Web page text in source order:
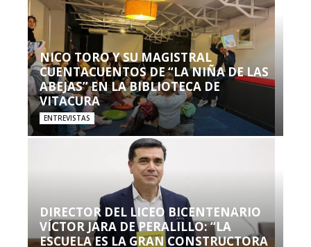
NICO TORO Y SU MAGISTRAL
CUENTACUENTOS DE “LA NIÑA DE LAS
ABEJAS” EN LA BIBLIOTECA DE
VITACURA
ENTREVISTAS
DIRECTOR DEL LICEO BICENTENARIO
VÍCTOR JARA DE PERALILLO: “LA
ESCUELA ES LA GRAN CONSTRUCTORA